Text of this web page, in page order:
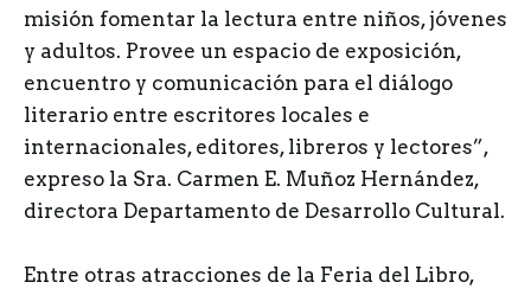
misión fomentar la lectura entre niños, jóvenes
y adultos. Provee un espacio de exposición,
encuentro y comunicación para el diálogo
literario entre escritores locales e
internacionales, editores, libreros y lectores”,
expreso la Sra. Carmen E. Muñoz Hernández,
directora Departamento de Desarrollo Cultural.
Entre otras atracciones de la Feria del Libro,